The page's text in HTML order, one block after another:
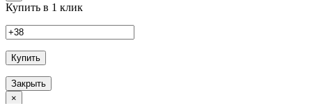
Купить в 1 клик
Купить
Закрыть
×